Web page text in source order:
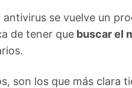
antivirus se vuelve un
de tener que buscar el
son los que más clara